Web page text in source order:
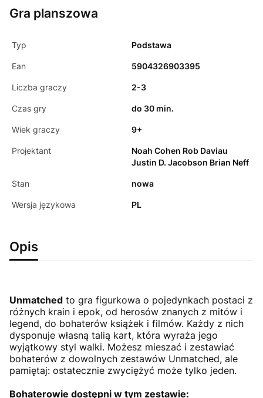
Gra planszowa
Typ Podstawa
Ean 5904326903395
Liczba graczy 2-3
Czas gry do 30 min.
Wiek graczy 9+
Projektant
Noah Cohen Rob Daviau
Justin D. Jacobson Brian Neff
Stan nowa
Wersja językowa PL
Opis
Unmatched to gra figurkowa o pojedynkach postaci z
różnych krain i epok, od herosów znanych z mitów i
legend, do bohaterów książek i filmów. Każdy z nich
dysponuje własną talią kart, która wyraża jego
wyjątkowy styl walki. Możesz mieszać i zestawiać
bohaterów z dowolnych zestawów Unmatched, ale
pamiętaj: ostatecznie zwyciężyć może tylko jeden.
Bohaterowie dostępni w tym zestawie: